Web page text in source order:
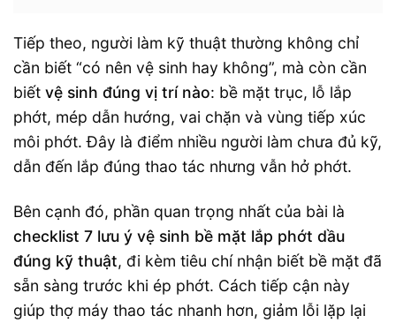
Tiếp theo, người làm kỹ thuật thường không chỉ
cần biết “có nên vệ sinh hay không”, mà còn cần
biết vệ sinh đúng vị trí nào: bề mặt trục, lỗ lắp
phớt, mép dẫn hướng, vai chặn và vùng tiếp xúc
môi phớt. Đây là điểm nhiều người làm chưa đủ kỹ,
dẫn đến lắp đúng thao tác nhưng vẫn hở phớt.
Bên cạnh đó, phần quan trọng nhất của bài là
checklist 7 lưu ý vệ sinh bề mặt lắp phớt dầu
đúng kỹ thuật, đi kèm tiêu chí nhận biết bề mặt đã
sẵn sàng trước khi ép phớt. Cách tiếp cận này
giúp thợ máy thao tác nhanh hơn, giảm lỗi lặp lại